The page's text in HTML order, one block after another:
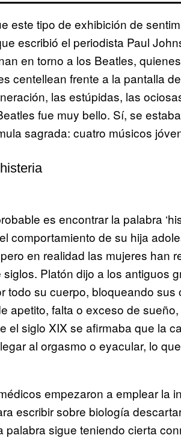
este tipo de exhibición de
escribió el periodista Paul
en torno a los Beatles,
centellean frente a la pantalla
las estúpidas, las
fue muy bello. Sí, se
sagrada: cuatro músicos
es encontrar la palabra
comportamiento de su hija
en realidad las mujeres han
Platón dijo a los antiguos
todo su cuerpo, bloqueando
apetito, falta o exceso de
el siglo XIX se afirmaba que la
al orgasmo o eyacular, lo
empezaron a emplear la
escribir sobre biología
palabra sigue teniendo cierta